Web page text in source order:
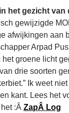
het gezicht
gewijzigde
afwijkingen aan
Arpad
het groene licht
drie soorten
Ik weet
kant. Lees het
:Â ZapÂ Log